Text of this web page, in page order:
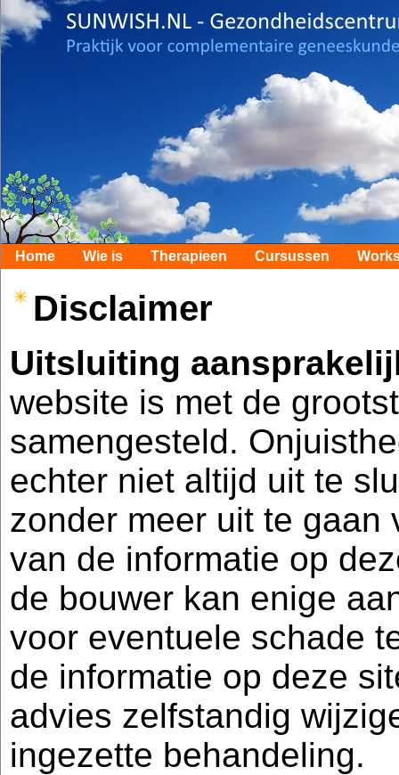
Home Wie is Therapieen Cursussen
Disclaimer
Uitsluiting
website is met de
samengesteld.
echter niet altijd uit te
zonder meer uit te
van de informatie op
de bouwer kan enige
voor eventuele schade
de informatie op deze
advies zelfstandig
ingezette behandeling.